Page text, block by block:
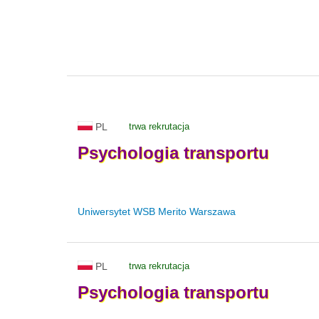
PL trwa rekrutacja
Psychologia transportu
Uniwersytet WSB Merito Warszawa
PL trwa rekrutacja
Psychologia transportu